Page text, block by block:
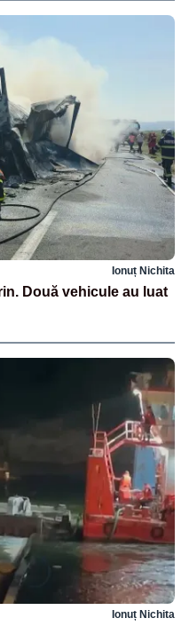
Ionuț Nichita
Două vehicule au luat
Ionuț Nichita